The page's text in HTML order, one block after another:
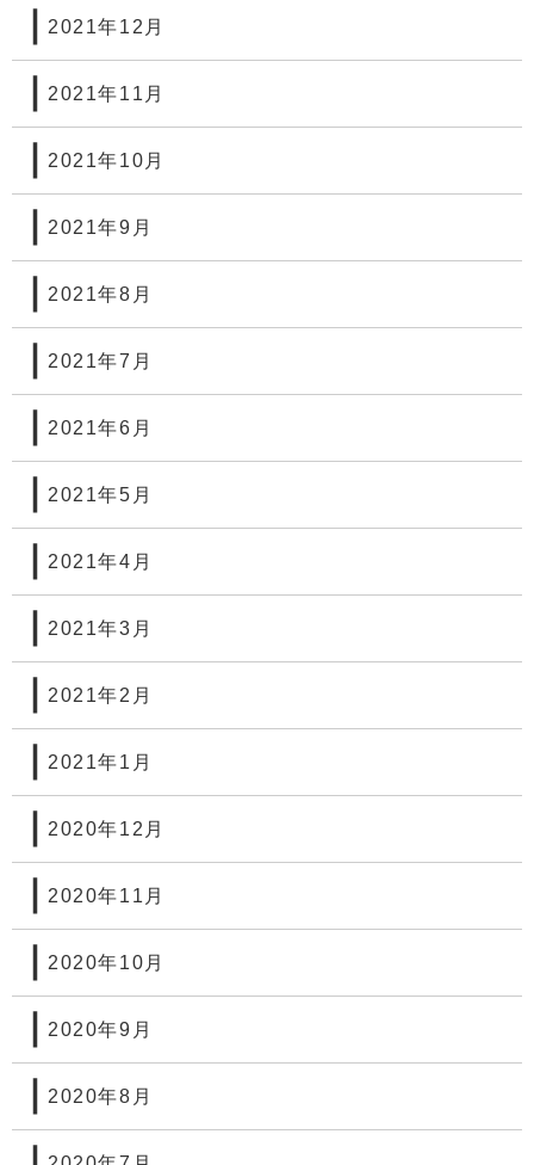
2021年12月
2021年11月
2021年10月
2021年9月
2021年8月
2021年7月
2021年6月
2021年5月
2021年4月
2021年3月
2021年2月
2021年1月
2020年12月
2020年11月
2020年10月
2020年9月
2020年8月